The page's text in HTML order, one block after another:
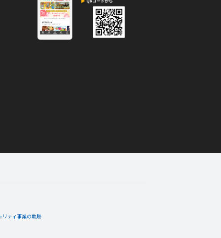
リティ事業の軌跡